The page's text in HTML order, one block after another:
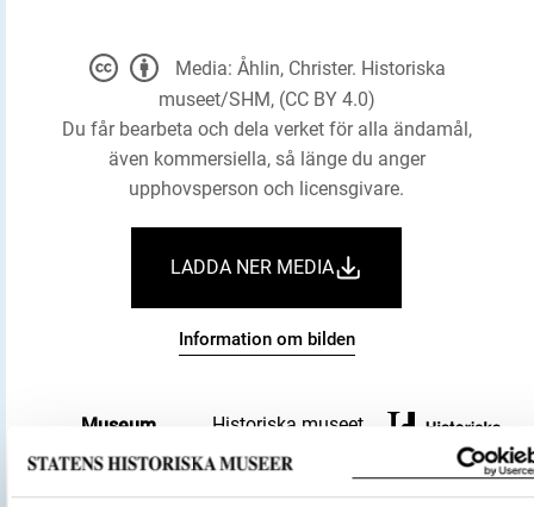
Museum
Historiska museet
Föremålsbenämning Ben
Osteologisk samling
Media: Åhlin, Christer. Historiska
museet/SHM, (CC BY 4.0)
Du får bearbeta och dela verket för alla ändamål,
även kommersiella, så länge du anger
upphovsperson och licensgivare.
LADDA NER MEDIA
Information om bilden